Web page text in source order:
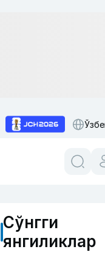
Сўнгги
янгиликлар